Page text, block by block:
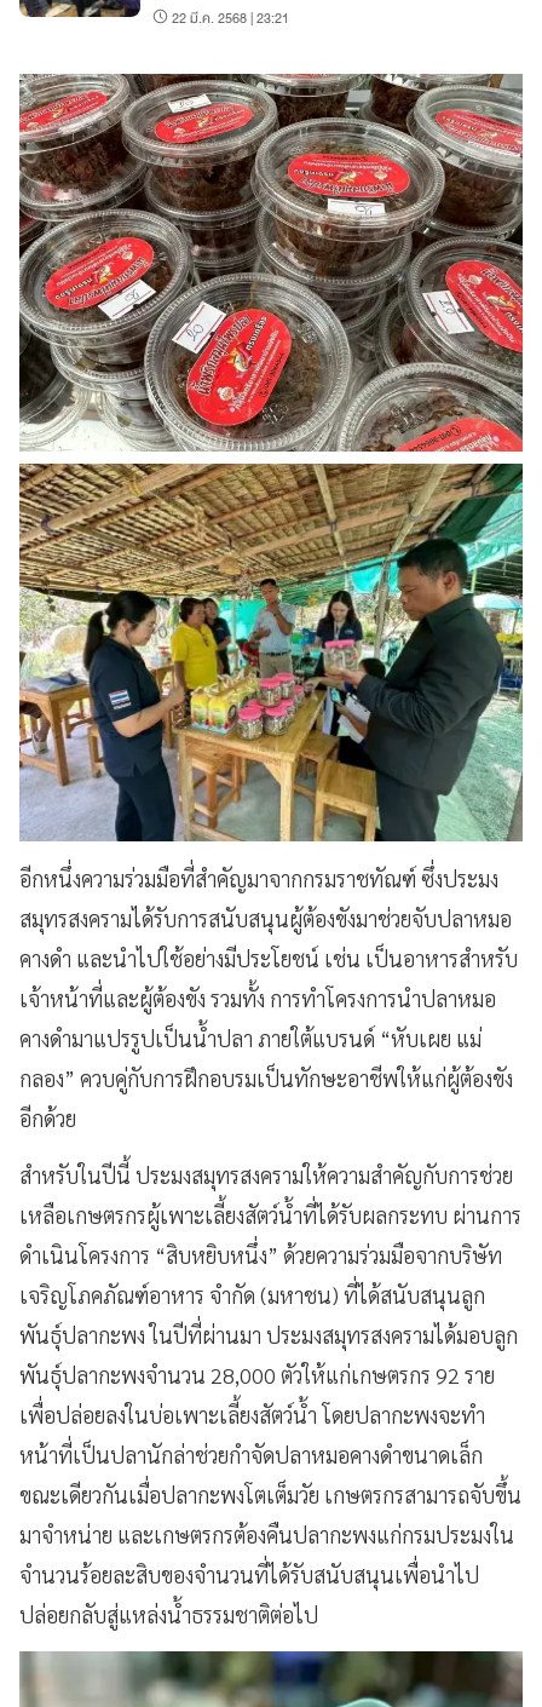
22 มี.ค. 2568 | 23:21
อีกหนึ่งความร่วมมือที่สำคัญมาจากกรมราชทัณฑ์ ซึ่งประมง
สมุทรสงครามได้รับการสนับสนุนผู้ต้องขังมาช่วยจับปลาหมอ
คางดำ และนำไปใช้อย่างมีประโยชน์ เช่น เป็นอาหารสำหรับ
เจ้าหน้าที่และผู้ต้องขัง รวมทั้ง การทำโครงการนำปลาหมอ
คางดำมาแปรรูปเป็นน้ำปลา ภายใต้แบรนด์ “หับเผย แม่
กลอง” ควบคู่กับการฝึกอบรมเป็นทักษะอาชีพให้แก่ผู้ต้องขัง
อีกด้วย
สำหรับในปีนี้ ประมงสมุทรสงครามให้ความสำคัญกับการช่วย
เหลือเกษตรกรผู้เพาะเลี้ยงสัตว์น้ำที่ได้รับผลกระทบ ผ่านการ
ดำเนินโครงการ “สิบหยิบหนึ่ง” ด้วยความร่วมมือจากบริษัท
เจริญโภคภัณฑ์อาหาร จำกัด (มหาชน) ที่ได้สนับสนุนลูก
พันธุ์ปลากะพง ในปีที่ผ่านมา ประมงสมุทรสงครามได้มอบลูก
พันธุ์ปลากะพงจำนวน 28,000 ตัวให้แก่เกษตรกร 92 ราย
เพื่อปล่อยลงในบ่อเพาะเลี้ยงสัตว์น้ำ โดยปลากะพงจะทำ
หน้าที่เป็นปลานักล่าช่วยกำจัดปลาหมอคางดำขนาดเล็ก
ขณะเดียวกันเมื่อปลากะพงโตเต็มวัย เกษตรกรสามารถจับขึ้น
มาจำหน่าย และเกษตรกรต้องคืนปลากะพงแก่กรมประมงใน
จำนวนร้อยละสิบของจำนวนที่ได้รับสนับสนุนเพื่อนำไป
ปล่อยกลับสู่แหล่งน้ำธรรมชาติต่อไป